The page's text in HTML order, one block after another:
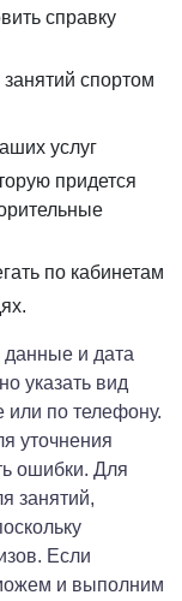
справку
спортом
услуг
придется
по кабинетам
данные и дата
указать вид
или по телефону.
уточнения
ошибки. Для
занятий,
Если
и выполним